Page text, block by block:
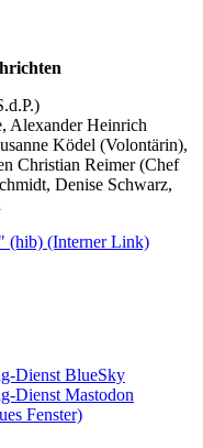
Alexander Heinrich
Ködel (Volontärin),
Christian Reimer (Chef
Denise Schwarz,
(hib) (Interner Link)
Dienst BlueSky
Dienst Mastodon
Fenster)